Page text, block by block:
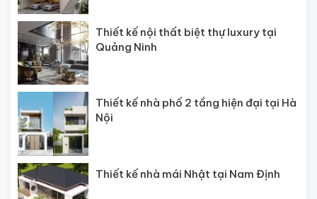
Thiết kế nội thất biệt thự luxury tại
Quảng Ninh
Thiết kế nhà phố 2 tầng hiện đại tại Hà
Nội
Thiết kế nhà mái Nhật tại Nam Định